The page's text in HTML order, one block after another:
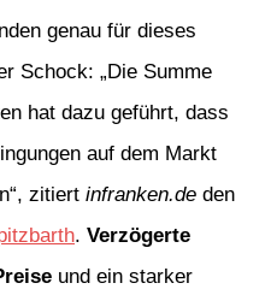
genau für dieses
Schock: „Die Summe
hat dazu geführt, dass
auf dem Markt
zitiert infranken.de den
. Verzögerte
und ein starker